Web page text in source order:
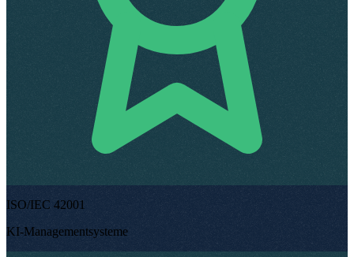
ISO/IEC 42001
KI-Managementsysteme